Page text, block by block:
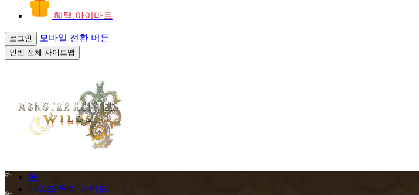
혜택.아이마트
로그인 모바일 전환 버튼
인벤 전체 사이트맵
홈
와일즈 무기 가이드